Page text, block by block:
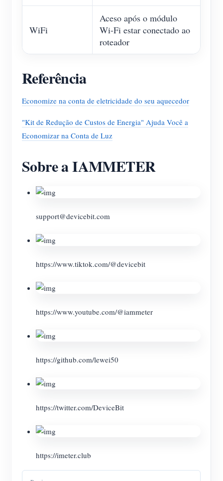
WiFi
Aceso após o módulo
Wi-Fi estar conectado ao
roteador
Referência
Economize na conta de eletricidade do seu aquecedor
"Kit de Redução de Custos de Energia" Ajuda Você a
Economizar na Conta de Luz
Sobre a IAMMETER
support@devicebit.com
https://www.tiktok.com/@devicebit
https://www.youtube.com/@iammeter
https://github.com/lewei50
https://twitter.com/DeviceBit
https://imeter.club